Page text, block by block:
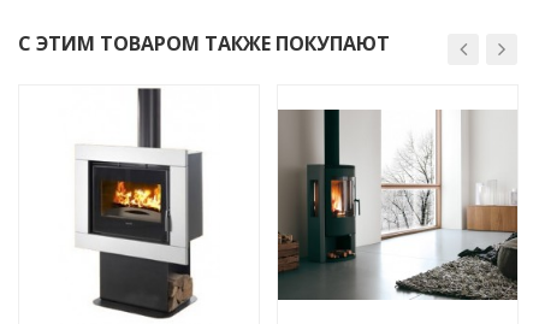
С ЭТИМ ТОВАРОМ ТАКЖЕ ПОКУПАЮТ